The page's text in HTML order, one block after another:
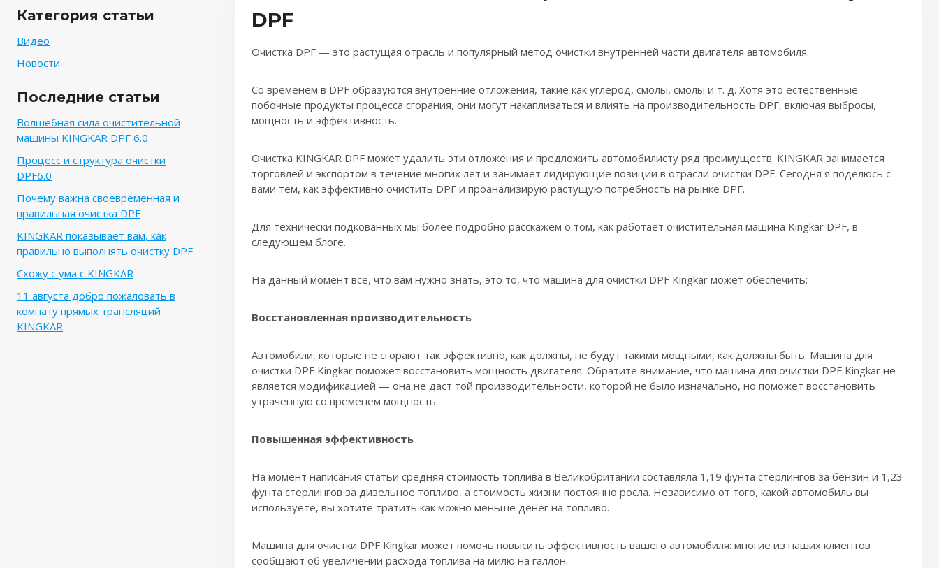
DPF
Очистка DPF — это растущая отрасль и популярный метод очистки внутренней части двигателя автомобиля.
Со временем в DPF образуются внутренние отложения, такие как углерод, смолы, смолы и т. д. Хотя это естественные
побочные продукты процесса сгорания, они могут накапливаться и влиять на производительность DPF, включая выбросы,
мощность и эффективность.
Очистка KINGKAR DPF может удалить эти отложения и предложить автомобилисту ряд преимуществ. KINGKAR занимается
торговлей и экспортом в течение многих лет и занимает лидирующие позиции в отрасли очистки DPF. Сегодня я поделюсь с
вами тем, как эффективно очистить DPF и проанализирую растущую потребность на рынке DPF.
Для технически подкованных мы более подробно расскажем о том, как работает очистительная машина Kingkar DPF, в
следующем блоге.
На данный момент все, что вам нужно знать, это то, что машина для очистки DPF Kingkar может обеспечить:
Восстановленная производительность
Автомобили, которые не сгорают так эффективно, как должны, не будут такими мощными, как должны быть. Машина для
очистки DPF Kingkar поможет восстановить мощность двигателя. Обратите внимание, что машина для очистки DPF Kingkar не
является модификацией — она не даст той производительности, которой не было изначально, но поможет восстановить
утраченную со временем мощность.
Повышенная эффективность
На момент написания статьи средняя стоимость топлива в Великобритании составляла 1,19 фунта стерлингов за бензин и 1,23
фунта стерлингов за дизельное топливо, а стоимость жизни постоянно росла. Независимо от того, какой автомобиль вы
используете, вы хотите тратить как можно меньше денег на топливо.
Машина для очистки DPF Kingkar может помочь повысить эффективность вашего автомобиля: многие из наших клиентов
сообщают об увеличении расхода топлива на милю на галлон.
Категория статьи
Видео
Новости
Последние статьи
Волшебная сила очистительной
машины KINGKAR DPF 6.0
Процесс и структура очистки
DPF6.0
Почему важна своевременная и
правильная очистка DPF
KINGKAR показывает вам, как
правильно выполнять очистку DPF
Схожу с ума с KINGKAR
11 августа добро пожаловать в
комнату прямых трансляций
KINGKAR